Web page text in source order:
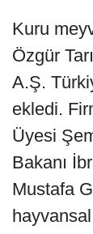
Kuru
Özgür
A.Ş.
ekledi.
Üyesi
Bakanı
Mustafa